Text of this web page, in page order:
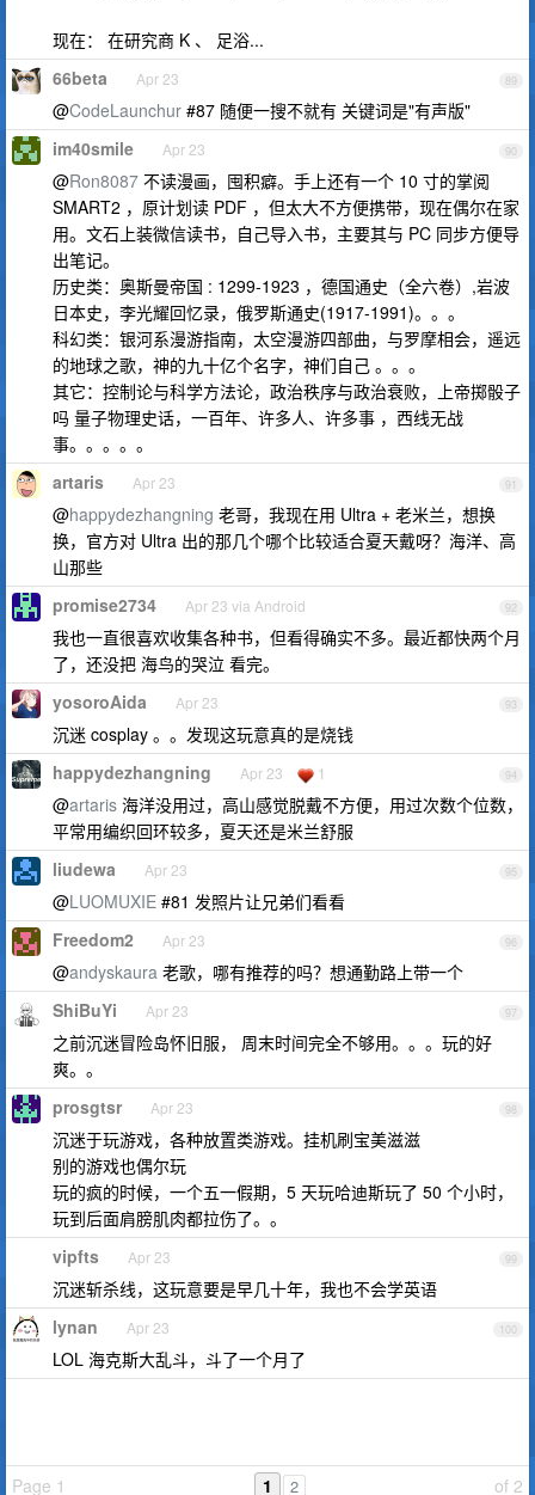
现在： 在研究商 K 、 足浴...
89
66beta Apr 23
@CodeLaunchur #87 随便一搜不就有 关键词是"有声版"
90
im40smile Apr 23
@Ron8087 不读漫画，囤积癖。手上还有一个 10 寸的掌阅
SMART2 ，原计划读 PDF ，但太大不方便携带，现在偶尔在家
用。文石上装微信读书，自己导入书，主要其与 PC 同步方便导
出笔记。
历史类：奥斯曼帝国 : 1299-1923 ，德国通史（全六卷）,岩波
日本史，李光耀回忆录，俄罗斯通史(1917-1991)。。。
科幻类：银河系漫游指南，太空漫游四部曲，与罗摩相会，遥远
的地球之歌，神的九十亿个名字，神们自己 。。。
其它：控制论与科学方法论，政治秩序与政治衰败，上帝掷骰子
吗 量子物理史话，一百年、许多人、许多事 ，西线无战
事。。。。。
91
artaris Apr 23
@happydezhangning 老哥，我现在用 Ultra + 老米兰，想换
换，官方对 Ultra 出的那几个哪个比较适合夏天戴呀？海洋、高
山那些
92
promise2734 Apr 23 via Android
我也一直很喜欢收集各种书，但看得确实不多。最近都快两个月
了，还没把 海鸟的哭泣 看完。
93
yosoroAida Apr 23
沉迷 cosplay 。。发现这玩意真的是烧钱
94
happydezhangning Apr 23 1
@artaris 海洋没用过，高山感觉脱戴不方便，用过次数个位数，
平常用编织回环较多，夏天还是米兰舒服
95
liudewa Apr 23
@LUOMUXIE #81 发照片让兄弟们看看
96
Freedom2 Apr 23
@andyskaura 老歌，哪有推荐的吗？想通勤路上带一个
97
ShiBuYi Apr 23
之前沉迷冒险岛怀旧服， 周末时间完全不够用。。。玩的好
爽。。
98
prosgtsr Apr 23
沉迷于玩游戏，各种放置类游戏。挂机刷宝美滋滋
别的游戏也偶尔玩
玩的疯的时候，一个五一假期，5 天玩哈迪斯玩了 50 个小时，
玩到后面肩膀肌肉都拉伤了。。
99
vipfts Apr 23
沉迷斩杀线，这玩意要是早几十年，我也不会学英语
100
lynan Apr 23
LOL 海克斯大乱斗，斗了一个月了
Page 1 of 2
1 2